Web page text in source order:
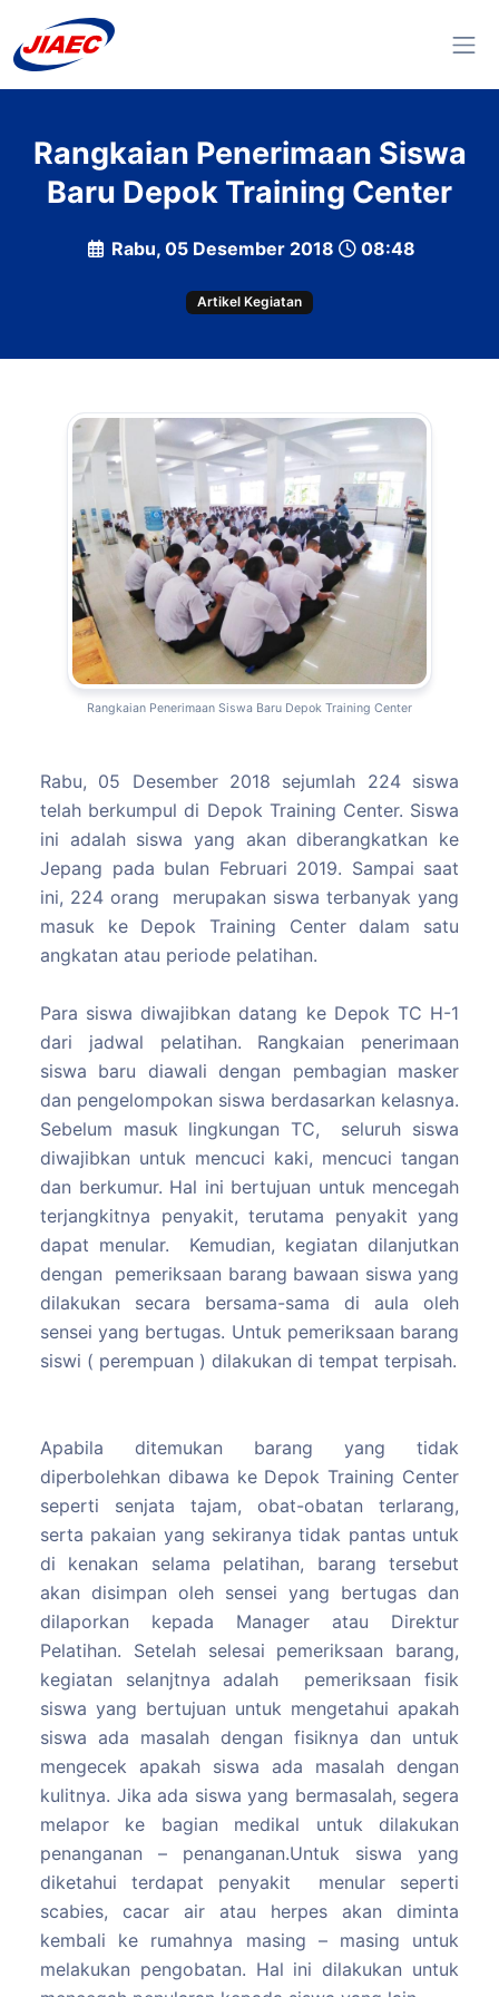
Rangkaian Penerimaan Siswa
Baru Depok Training Center
Rabu, 05 Desember 2018 08:48
Artikel Kegiatan
Rangkaian Penerimaan Siswa Baru Depok Training Center
Rabu, 05 Desember 2018 sejumlah 224 siswa
telah berkumpul di Depok Training Center. Siswa
ini adalah siswa yang akan diberangkatkan ke
Jepang pada bulan Februari 2019. Sampai saat
ini, 224 orang merupakan siswa terbanyak yang
masuk ke Depok Training Center dalam satu
angkatan atau periode pelatihan.
Para siswa diwajibkan datang ke Depok TC H-1
dari jadwal pelatihan. Rangkaian penerimaan
siswa baru diawali dengan pembagian masker
dan pengelompokan siswa berdasarkan kelasnya.
Sebelum masuk lingkungan TC, seluruh siswa
diwajibkan untuk mencuci kaki, mencuci tangan
dan berkumur. Hal ini bertujuan untuk mencegah
terjangkitnya penyakit, terutama penyakit yang
dapat menular. Kemudian, kegiatan dilanjutkan
dengan pemeriksaan barang bawaan siswa yang
dilakukan secara bersama-sama di aula oleh
sensei yang bertugas. Untuk pemeriksaan barang
siswi ( perempuan ) dilakukan di tempat terpisah.
Apabila ditemukan barang yang tidak
diperbolehkan dibawa ke Depok Training Center
seperti senjata tajam, obat-obatan terlarang,
serta pakaian yang sekiranya tidak pantas untuk
di kenakan selama pelatihan, barang tersebut
akan disimpan oleh sensei yang bertugas dan
dilaporkan kepada Manager atau Direktur
Pelatihan. Setelah selesai pemeriksaan barang,
kegiatan selanjtnya adalah pemeriksaan fisik
siswa yang bertujuan untuk mengetahui apakah
siswa ada masalah dengan fisiknya dan untuk
mengecek apakah siswa ada masalah dengan
kulitnya. Jika ada siswa yang bermasalah, segera
melapor ke bagian medikal untuk dilakukan
penanganan – penanganan.Untuk siswa yang
diketahui terdapat penyakit menular seperti
scabies, cacar air atau herpes akan diminta
kembali ke rumahnya masing – masing untuk
melakukan pengobatan. Hal ini dilakukan untuk